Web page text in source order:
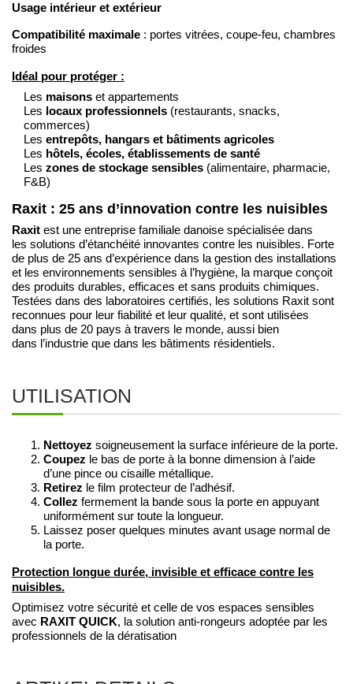
Usage intérieur et extérieur
Compatibilité maximale : portes vitrées, coupe-feu, chambres
froides
Idéal pour protéger :
Les maisons et appartements
Les locaux professionnels (restaurants, snacks,
commerces)
Les entrepôts, hangars et bâtiments agricoles
Les hôtels, écoles, établissements de santé
Les zones de stockage sensibles (alimentaire, pharmacie,
F&B)
Raxit : 25 ans d’innovation contre les nuisibles
Raxit est une entreprise familiale danoise spécialisée dans
les solutions d’étanchéité innovantes contre les nuisibles. Forte
de plus de 25 ans d’expérience dans la gestion des installations
et les environnements sensibles à l’hygiène, la marque conçoit
des produits durables, efficaces et sans produits chimiques.
Testées dans des laboratoires certifiés, les solutions Raxit sont
reconnues pour leur fiabilité et leur qualité, et sont utilisées
dans plus de 20 pays à travers le monde, aussi bien
dans l’industrie que dans les bâtiments résidentiels.
UTILISATION
Nettoyez soigneusement la surface inférieure de la porte.
Coupez le bas de porte à la bonne dimension à l’aide
d’une pince ou cisaille métallique.
Retirez le film protecteur de l’adhésif.
Collez fermement la bande sous la porte en appuyant
uniformément sur toute la longueur.
Laissez poser quelques minutes avant usage normal de
la porte.
Protection longue durée, invisible et efficace contre les
nuisibles.
Optimisez votre sécurité et celle de vos espaces sensibles
avec RAXIT QUICK, la solution anti-rongeurs adoptée par les
professionnels de la dératisation